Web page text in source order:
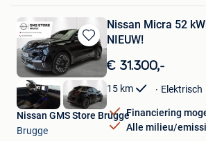
Bewaren
in
Favorieten
Nissan Micra 52
NIEUW!
€ 31.300,-
15 km Elektrisch
Financiering
Alle milieu/
Nissan GMS Store Brugge
Brugge